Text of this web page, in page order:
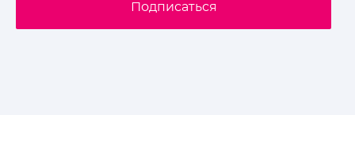
Подписаться